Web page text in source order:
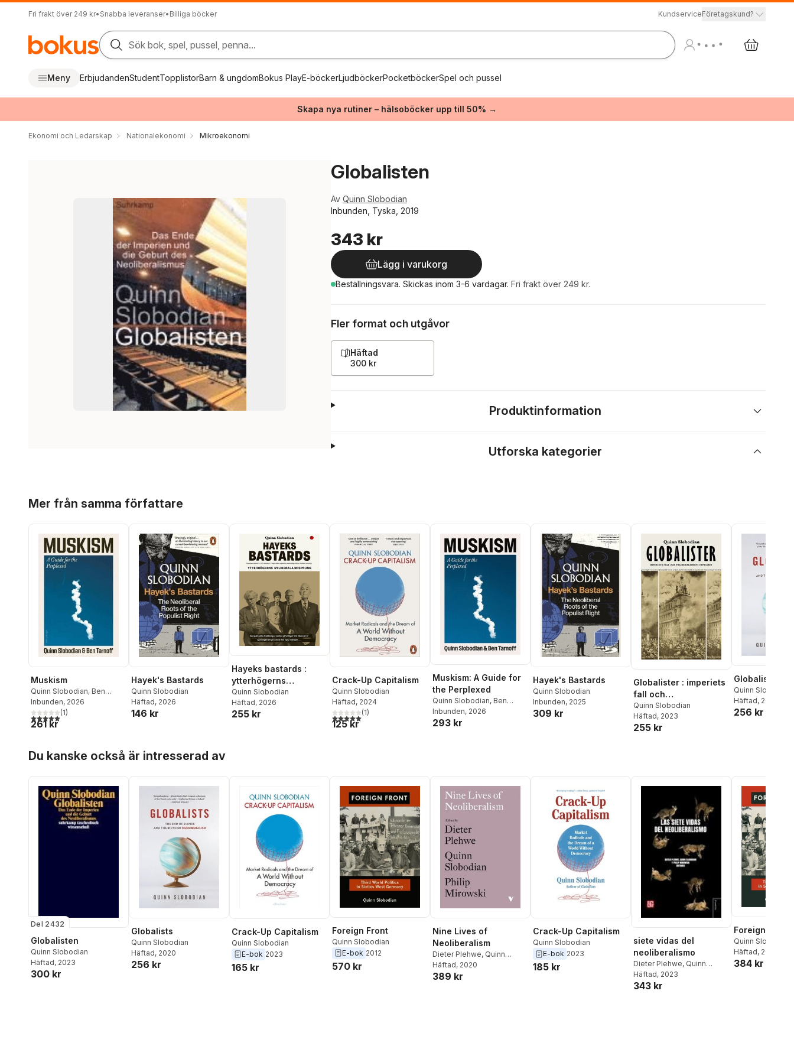
Fri frakt över 249 kr• Snabba leveranser• Billiga böcker KundserviceFöretagskund?
Sök bok, spel, pussel, penna...
Meny ErbjudandenStudentTopplistorBarn & ungdomBokus PlayE-böckerLjudböckerPocketböckerSpel och pussel
Skapa nya rutiner – hälsoböcker upp till 50% →
Ekonomi och Ledarskap Nationalekonomi Mikroekonomi
Globalisten
Av Quinn Slobodian
Inbunden, Tyska, 2019
343 kr
Lägg i varukorg
Beställningsvara. Skickas inom 3-6 vardagar. Fri frakt över 249 kr.
Fler format och utgåvor
Häftad
300 kr
Produktinformation
Utforska kategorier
Mer från samma författare
Muskism
Quinn Slobodian, Ben
Tarnoff
Inbunden, 2026
5,0utav 5 stjärnor. Totalt antal röster:
(1)
261 kr
Hayek's Bastards
Quinn Slobodian
Häftad, 2026
146 kr
Hayeks bastards :
ytterhögerns
nyliberala ursprung
Quinn Slobodian
Häftad, 2026
255 kr
Crack-Up Capitalism
Quinn Slobodian
Häftad, 2024
5,0utav 5 stjärnor. Totalt antal röster:
(1)
125 kr
Muskism: A Guide for
the Perplexed
Quinn Slobodian, Ben
Tarnoff
Inbunden, 2026
293 kr
Hayek's Bastards
Quinn Slobodian
Inbunden, 2025
309 kr
Globalister : imperiets
fall och
nyliberalismens
uppkomst
Quinn Slobodian
Häftad, 2023
255 kr
Globalists
Quinn Slobodian
Häftad, 2020
256 kr
Du kanske också är intresserad av
Del 2432
Globalisten
Quinn Slobodian
Häftad, 2023
300 kr
Globalists
Quinn Slobodian
Häftad, 2020
256 kr
Crack-Up Capitalism
Quinn Slobodian
E-bok 2023
165 kr
Foreign Front
Quinn Slobodian
E-bok 2012
570 kr
Nine Lives of
Neoliberalism
Dieter Plehwe, Quinn
Slobodian,Philip Mirowski
Häftad, 2020
389 kr
Crack-Up Capitalism
Quinn Slobodian
E-bok 2023
185 kr
siete vidas del
neoliberalismo
Dieter Plehwe, Quinn
Slobodian
Häftad, 2023
343 kr
Foreign Front
Quinn Slobodian
Häftad, 2012
384 kr